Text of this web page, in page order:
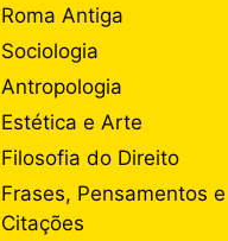
Roma Antiga
Sociologia
Antropologia
Estética e Arte
Filosofia do Direito
Frases, Pensamentos e
Citações